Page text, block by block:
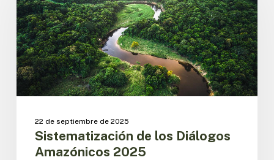
Diálogos
Amazónicos
2025
22 de septiembre de 2025
Sistematización de los Diálogos
Amazónicos 2025